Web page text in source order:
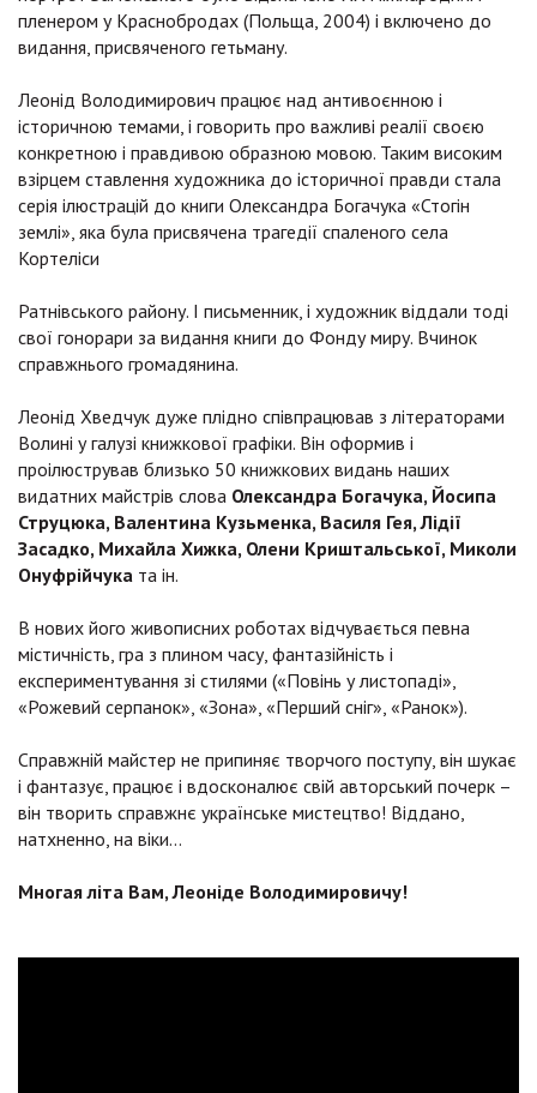
пленером у Краснобродах (Польща, 2004) і включено до
видання, присвяченого гетьману.
Леонід Володимирович працює над антивоєнною і
історичною темами, і говорить про важливі реалії своєю
конкретною і правдивою образною мовою. Таким високим
взірцем ставлення художника до історичної правди стала
серія ілюстрацій до книги Олександра Богачука «Стогін
землі», яка була присвячена трагедії спаленого села
Кортеліси
Ратнівського району. І письменник, і художник віддали тоді
свої гонорари за видання книги до Фонду миру. Вчинок
справжнього громадянина.
Леонід Хведчук дуже плідно співпрацював з літераторами
Волині у галузі книжкової графіки. Він оформив і
проілюстрував близько 50 книжкових видань наших
видатних майстрів слова Олександра Богачука, Йосипа
Струцюка, Валентина Кузьменка, Василя Гея, Лідії
Засадко, Михайла Хижка, Олени Криштальської, Миколи
Онуфрійчука та ін.
В нових його живописних роботах відчувається певна
містичність, гра з плином часу, фантазійність і
експериментування зі стилями («Повінь у листопаді»,
«Рожевий серпанок», «Зона», «Перший сніг», «Ранок»).
Справжній майстер не припиняє творчого поступу, він шукає
і фантазує, працює і вдосконалює свій авторський почерк –
він творить справжнє українське мистецтво! Віддано,
натхненно, на віки…
Многая літа Вам, Леоніде Володимировичу!